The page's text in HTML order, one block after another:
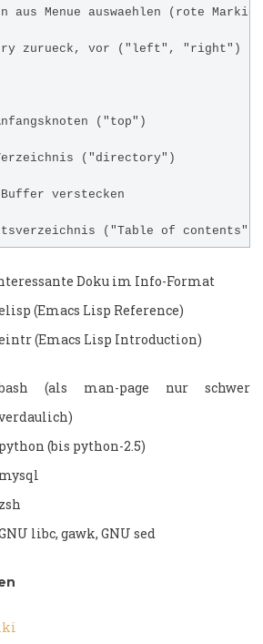
aus Menue auswaehlen (rote
zurueck, vor ("left", "right")
("top")
("directory")
verstecken
Doku im Info-Format
(Emacs Lisp Reference)
(Emacs Lisp Introduction)
(als man-page nur schwer
python (bis python-2.5)
mysql
zsh
libc, gawk, GNU sed